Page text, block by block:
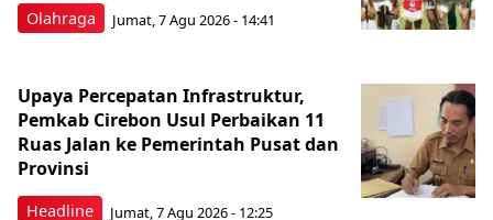
Olahraga Jumat, 7 Agu 2026 - 14:41
Headline
Upaya Percepatan Infrastruktur,
Pemkab Cirebon Usul Perbaikan 11
Ruas Jalan ke Pemerintah Pusat dan
Provinsi
Jumat, 7 Agu 2026 - 12:25